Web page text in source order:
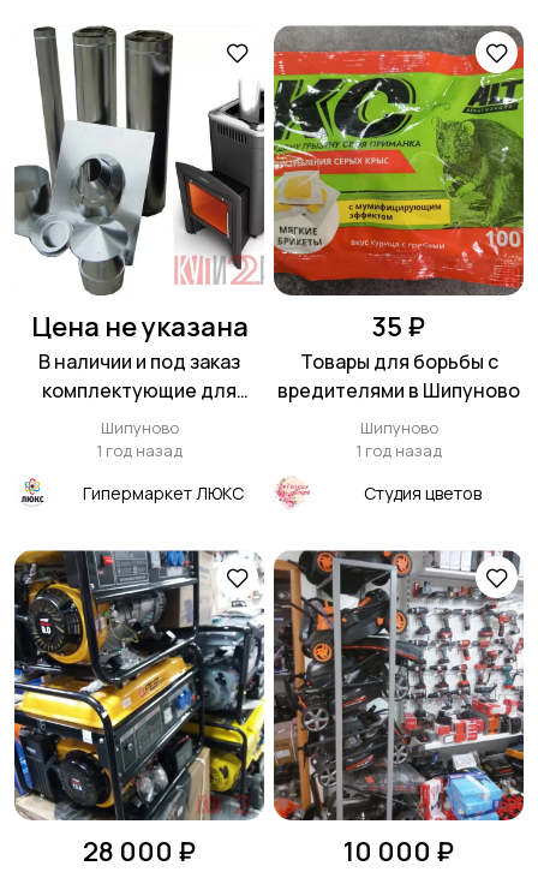
Цена не указана
В наличии и под заказ
комплектующие для
дымоходов.
Шипуново
1 год назад
Гипермаркет ЛЮКС
35 ₽
Товары для борьбы с
вредителями в Шипуново
Шипуново
1 год назад
Студия цветов
28 000 ₽ 10 000 ₽